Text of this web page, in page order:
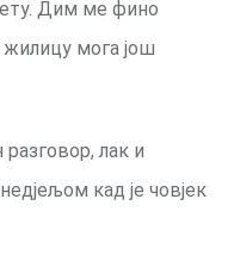
Дим ме фино
мога још
лак и
кад је човјек